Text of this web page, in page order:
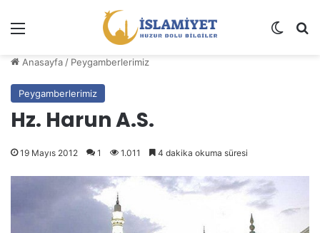
Dış
Anasayfa / Peygamberlerimiz
Peygamberlerimiz
Hz. Harun A.S.
19 Mayıs 2012 1 1.011 4 dakika okuma süresi